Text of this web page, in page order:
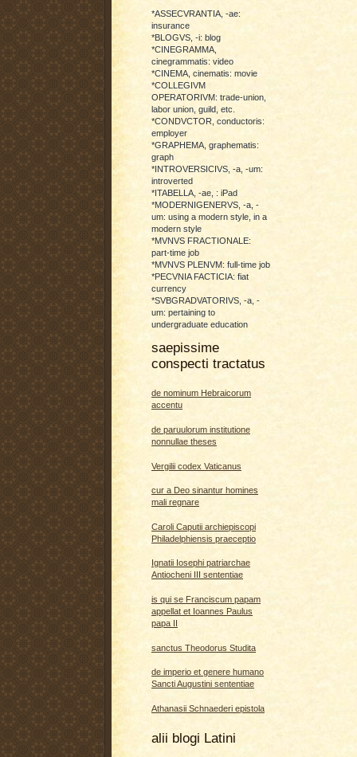
*ASSECVRANTIA, -ae:
insurance
*BLOGVS, -i: blog
*CINEGRAMMA,
cinegrammatis: video
*CINEMA, cinematis: movie
*COLLEGIVM
OPERATORIVM: trade-union,
labor union, guild, etc.
*CONDVCTOR, conductoris:
employer
*GRAPHEMA, graphematis:
graph
*INTROVERSICIVS, -a, -um:
introverted
*ITABELLA, -ae, : iPad
*MODERNIGENERVS, -a, -
um: using a modern style, in a
modern style
*MVNVS FRACTIONALE:
part-time job
*MVNVS PLENVM: full-time job
*PECVNIA FACTICIA: fiat
currency
*SVBGRADVATORIVS, -a, -
um: pertaining to
undergraduate education
saepissime
conspecti tractatus
de nominum Hebraicorum
accentu
de paruulorum institutione
nonnullae theses
Vergilii codex Vaticanus
cur a Deo sinantur homines
mali regnare
Caroli Caputii archiepiscopi
Philadelphiensis praeceptio
Ignatii Iosephi patriarchae
Antiocheni III sententiae
is qui se Franciscum papam
appellat et Ioannes Paulus
papa II
sanctus Theodorus Studita
de imperio et genere humano
Sancti Augustini sententiae
Athanasii Schnaederi epistola
alii blogi Latini